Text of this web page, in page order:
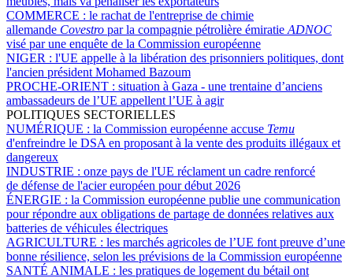
COMMERCE : le rachat de l'entreprise de chimie
allemande Covestro par la compagnie pétrolière émiratie ADNOC
visé par une enquête de la Commission européenne
NIGER : l'UE appelle à la libération des prisonniers politiques, dont
l'ancien président Mohamed Bazoum
PROCHE-ORIENT : situation à Gaza - une trentaine d’anciens
ambassadeurs de l’UE appellent l’UE à agir
POLITIQUES SECTORIELLES
NUMÉRIQUE : la Commission européenne accuse Temu
d'enfreindre le DSA en proposant à la vente des produits illégaux et
dangereux
INDUSTRIE : onze pays de l'UE réclament un cadre renforcé
de défense de l'acier européen pour début 2026
ÉNERGIE : la Commission européenne publie une communication
pour répondre aux obligations de partage de données relatives aux
batteries de véhicules électriques
AGRICULTURE : les marchés agricoles de l’UE font preuve d’une
bonne résilience, selon les prévisions de la Commission européenne
SANTÉ ANIMALE : les pratiques de logement du bétail ont